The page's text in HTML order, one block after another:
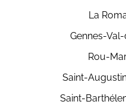
La
Gennes-
Rou-
Saint-
Saint-